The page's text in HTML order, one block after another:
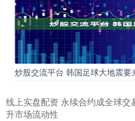
炒股交流平台 韩国足球大地震要
线上实盘配资 永续合约成全球
升市场流动性